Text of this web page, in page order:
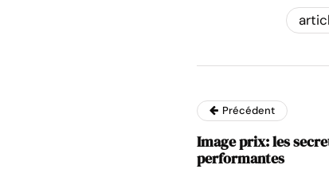
Précédent
Image prix: les
performantes